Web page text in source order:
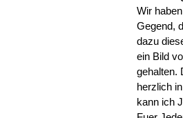
Wir
Gegend,
dazu
ein Bild
gehalten.
herzlich
kann ich